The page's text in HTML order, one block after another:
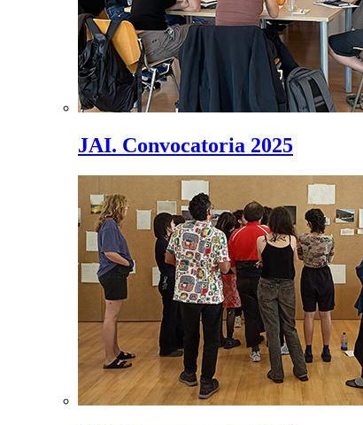
JAI. Convocatoria 2025